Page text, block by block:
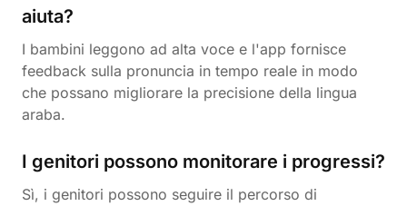
aiuta?
I bambini leggono ad alta voce e l'app fornisce
feedback sulla pronuncia in tempo reale in modo
che possano migliorare la precisione della lingua
araba.
I genitori possono monitorare i progressi?
Sì, i genitori possono seguire il percorso di